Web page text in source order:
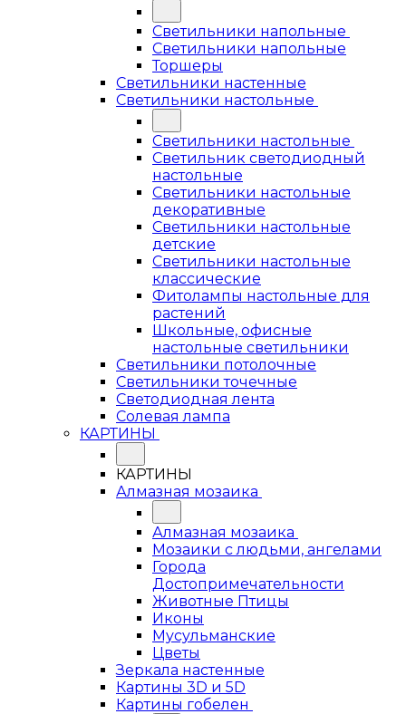
Светильники напольные
Светильники напольные
Торшеры
Светильники настенные
Светильники настольные
Светильники настольные
Светильник светодиодный
настольные
Светильники настольные
декоративные
Светильники настольные
детские
Светильники настольные
классические
Фитолампы настольные для
растений
Школьные, офисные
настольные светильники
Светильники потолочные
Светильники точечные
Светодиодная лента
Солевая лампа
КАРТИНЫ
КАРТИНЫ
Алмазная мозаика
Алмазная мозаика
Мозаики с людьми, ангелами
Города
Достопримечательности
Животные Птицы
Иконы
Мусульманские
Цветы
Зеркала настенные
Картины 3D и 5D
Картины гобелен